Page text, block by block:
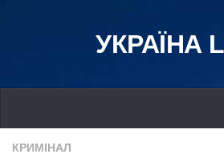
УКРАЇНА
Україна
КРИМІНАЛ